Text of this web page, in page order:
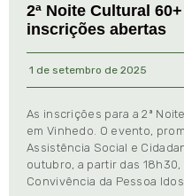
2ª Noite Cultural
inscrições abertas
1 de setembro de 2025
As inscrições para a 2ª
em Vinhedo. O evento,
Assistência Social e
outubro, a partir das
Convivência da Pessoa